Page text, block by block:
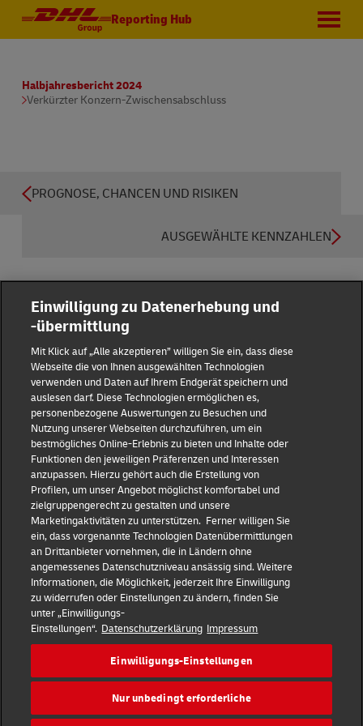
Reporting Hub
Halbjahresbericht 2024
Verkürzter Konzern-Zwischensabschluss
PROGNOSE, CHANCEN UND RISIKEN
AUSGEWÄHLTE KENNZAHLEN
Quick Access
Reporting Hub
Impressum
Datenschutz
Haftungsausschluss
Cookie-Einstellungen
IR Kontakt
Follow us
Copyright © 2026 Deutsche Post AG
Einwilligung zu Datenerhebung und
-übermittlung
Mit Klick auf „Alle akzeptieren” willigen Sie ein, dass diese
Webseite die von Ihnen ausgewählten Technologien
verwenden und Daten auf Ihrem Endgerät speichern und
auslesen darf. Diese Technologien ermöglichen es,
personenbezogene Auswertungen zu Besuchen und
Nutzung unserer Webseiten durchzuführen, um ein
bestmögliches Online-Erlebnis zu bieten und Inhalte oder
Funktionen den jeweiligen Präferenzen und Interessen
anzupassen. Hierzu gehört auch die Erstellung von
Profilen, um unser Angebot möglichst komfortabel und
zielgruppengerecht zu gestalten und unsere
Marketingaktivitäten zu unterstützen. Ferner willigen Sie
ein, dass vorgenannte Technologien Datenübermittlungen
an Drittanbieter vornehmen, die in Ländern ohne
angemessenes Datenschutzniveau ansässig sind. Weitere
Informationen, die Möglichkeit, jederzeit Ihre Einwilligung
zu widerrufen oder Einstellungen zu ändern, finden Sie
unter „Einwilligungs-
Einstellungen“. Datenschutzerklärung Impressum
Einwilligungs-Einstellungen
Nur unbedingt erforderliche